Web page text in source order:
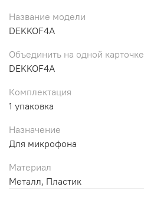
Название модели
DEKKOF4A
Объединить на одной карточке
DEKKOF4A
Комплектация
1 упаковка
Назначение
Для микрофона
Материал
Металл, Пластик